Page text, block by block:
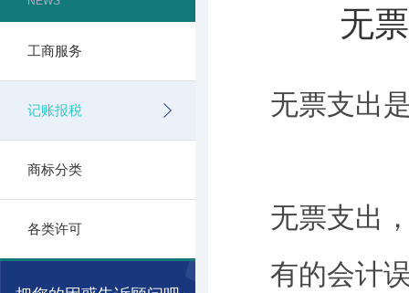
工商服务
记账报税
商标分类
各类许可
无
无票支出
无票支出
有的会计